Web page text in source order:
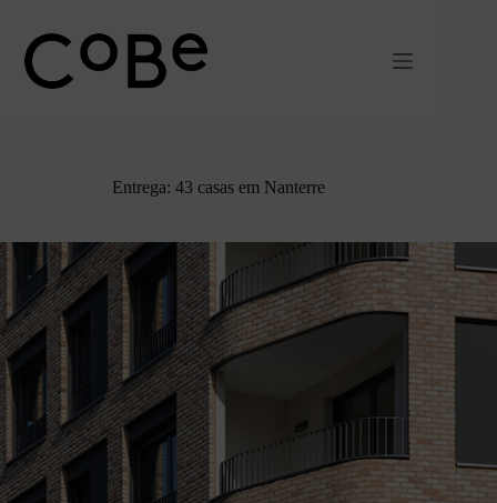
conteúdo
Entrega: 43 casas em Nanterre